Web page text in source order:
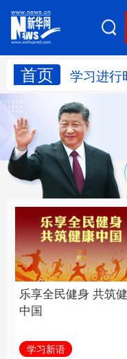
首页 学习进行
学习进行时
国际 财
思客
科技 科创
文化 书
访谈 视
乐享全民健身 共筑
中国
学习新语